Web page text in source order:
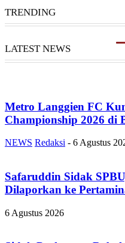
TRENDING
LATEST NEWS
Metro Langgien FC
Championship 2026 di
NEWS Redaksi - 6 Agustus
Safaruddin Sidak
Dilaporkan ke
6 Agustus 2026